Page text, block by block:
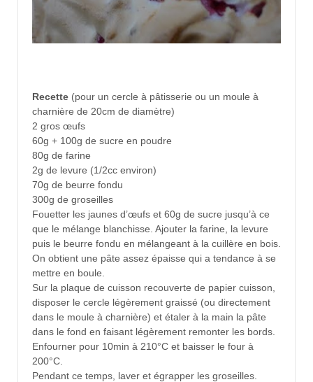
Recette (pour un cercle à pâtisserie ou un moule à
charnière de 20cm de diamètre)
2 gros œufs
60g + 100g de sucre en poudre
80g de farine
2g de levure (1/2cc environ)
70g de beurre fondu
300g de groseilles
Fouetter les jaunes d’œufs et 60g de sucre jusqu’à ce
que le mélange blanchisse. Ajouter la farine, la levure
puis le beurre fondu en mélangeant à la cuillère en bois.
On obtient une pâte assez épaisse qui a tendance à se
mettre en boule.
Sur la plaque de cuisson recouverte de papier cuisson,
disposer le cercle légèrement graissé (ou directement
dans le moule à charnière) et étaler à la main la pâte
dans le fond en faisant légèrement remonter les bords.
Enfourner pour 10min à 210°C et baisser le four à
200°C.
Pendant ce temps, laver et égrapper les groseilles.